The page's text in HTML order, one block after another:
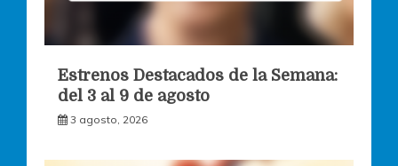
Estrenos Destacados de la Semana:
del 3 al 9 de agosto
3 agosto, 2026